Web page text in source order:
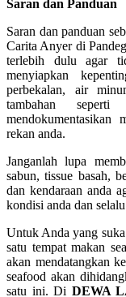
Saran dan Panduan
Saran dan panduan
Carita Anyer di
terlebih dulu agar
menyiapkan
perbekalan, air
tambahan
mendokumentasikan
rekan anda.
Janganlah lupa
sabun, tissue basah,
dan kendaraan anda
kondisi anda dan
Untuk Anda yang
satu tempat makan
akan mendatangkan
seafood akan
satu ini. Di DEWA